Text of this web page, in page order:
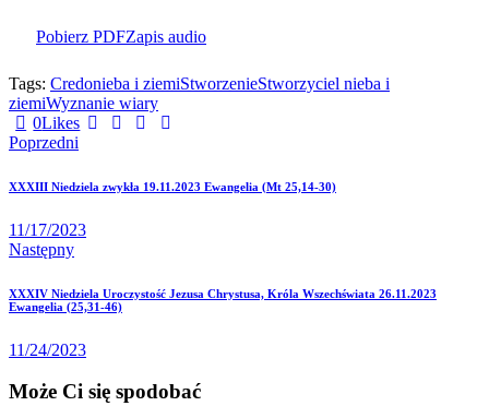
Pobierz PDFZapis audio
Tags: Credonieba i ziemiStworzenieStworzyciel nieba i
ziemiWyznanie wiary
0Likes
wpisu
Poprzedni
XXXIII Niedziela zwykła 19.11.2023 Ewangelia (Mt 25,14-30)
11/17/2023
Następny
XXXIV Niedziela Uroczystość Jezusa Chrystusa, Króla Wszechświata 26.11.2023
Ewangelia (25,31-46)
11/24/2023
Może Ci się spodobać